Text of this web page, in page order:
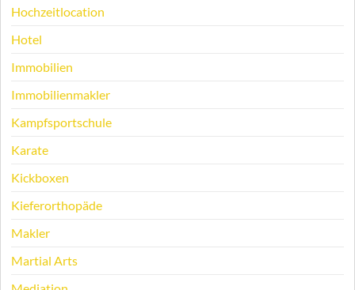
Hochzeitlocation
Hotel
Immobilien
Immobilienmakler
Kampfsportschule
Karate
Kickboxen
Kieferorthopäde
Makler
Martial Arts